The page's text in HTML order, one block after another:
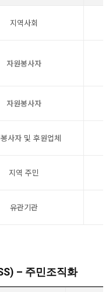
지역사회
자원봉사자
자원봉사자
사자 및 후원업체
지역 주민
유관기관
– 주민조직화